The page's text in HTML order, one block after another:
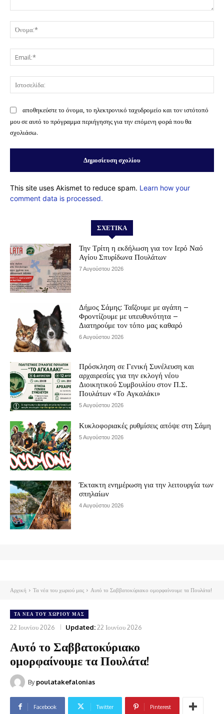
αποθηκεύστε το όνομα, το ηλεκτρονικό ταχυδρομείο και τον ιστότοπό
μου σε αυτό το πρόγραμμα περιήγησης για την επόμενη φορά που θα
σχολιάσω.
This site uses Akismet to reduce spam. Learn how your
comment data is processed.
ΣΧΕΤΙΚΆ
Την Τρίτη η εκδήλωση για τον Ιερό Ναό
Αγίου Σπυρίδωνα Πουλάτων
7 Αυγούστου 2026
Δήμος Σάμης: Ταΐζουμε με αγάπη –
Φροντίζουμε με υπευθυνότητα –
Διατηρούμε τον τόπο μας καθαρό
6 Αυγούστου 2026
Πρόσκληση σε Γενική Συνέλευση και
αρχαιρεσίες για την εκλογή νέου
Διοικητικού Συμβουλίου στον Π.Σ.
Πουλάτων «Το Αγκαλάκι»
5 Αυγούστου 2026
Κυκλοφοριακές ρυθμίσεις απόψε στη Σάμη
5 Αυγούστου 2026
Έκτακτη ενημέρωση για την λειτουργία των
σπηλαίων
4 Αυγούστου 2026